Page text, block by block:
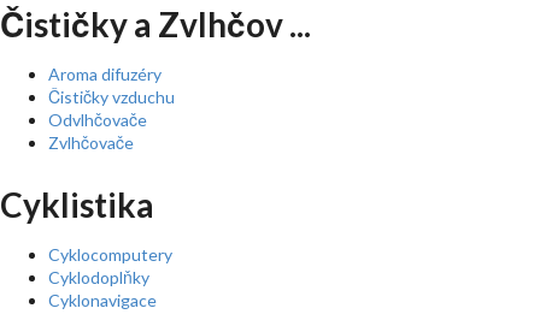
Čističky a Zvlhčov ...
Aroma difuzéry
Čističky vzduchu
Odvlhčovače
Zvlhčovače
Cyklistika
Cyklocomputery
Cyklodoplňky
Cyklonavigace